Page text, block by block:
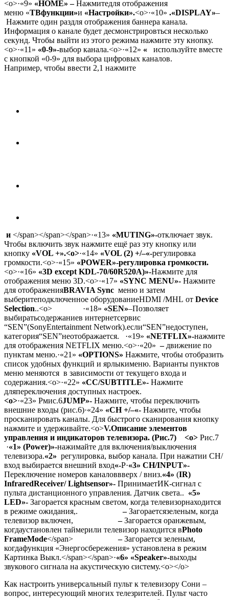
<o>·«9» «HOME» –Нажмитедля отображения
меню «ТВфункции»и «Настройки».<o>·«10» .«DISPLAY»–
Нажмите один раздля отображения баннера канала.
Информация о канале будет десмонстрировться несколько
секунд. Чтобы выйти из этого режима нажмите эту кнопку.
<o>·«11» «0-9»-выбор канала.<o>·«12» « используйте вместе
с кнопкой «0-9» для выбора цифровых каналов.
Например, чтобы ввести 2,1 нажмите
и </span></span></span>·«13» «MUTING»-отключает звук.
Чтобы включить звук нажмите ещё раз эту кнопку или
кнопку «VOL +».<o>·«14» «VOL (2) +/–«-регулировка
громкости.<o>·«15» «POWER»-регулировка громкости.
<o>·«16» «3D except KDL-70/60R520A)»-Нажмите для
отображения меню 3D.<o>·«17» «SYNC MENU»- Нажмите
для отображенияBRAVIA Sync меню и затем
выберитеподключенное оборудованиеHDMI /MHL от Device
Selection..<o> ·«18» «SEN»–Позволяет
выбиратьсодержаниев интернетсервис
“SEN”(SonyEntertainment Network).если“SEN”недоступен,
категория“SEN”неотображается. ·«19» «NETFLIX»-нажмите
для отображения NETFLIX меню.<o>·«20» – движение по
пунктам меню.·«21» «OPTIONS» Нажмите, чтобы отобразить
список удобных функций и ярлыкименю. Варианты пунктов
меню меняются в зависимости от текущего входа и
содержания.<o>·«22» «CC/SUBTITLE»- Нажмите
дляпереключения доступных настроек.
<o>·«23» Рмис.6JUMP»- Нажмите, чтобы переключить
внешние входы (рис.6)·«24» «CH +/–«- Нажмите, чтобы
просканировать каналы. Для быстрого сканирования кнопку
нажмите и удерживайте.<o>V.Описание элементов
управления и индикаторов телевизора. (Рис.7) <o> Рис.7
·«1» (Power)»-нажимайте для включения/выключения
телевизора.«2» регулировка, выбор канала. При нажатии CH/
вход выбирается внешний вход«-Р·«3» CH/INPUT»-
Переключение номеров каналоввверх / вниз.«4» (IR)
InfraredReceiver/Lightsensor»- ПринимаетИК-сигнал с
пульта дистанционного управления. Датчик света.. «5»
LED»- Загорается красным светом, когда телевизорнаходится
в режиме ожидания,. –Загораетсязеленым, когда
телевизор включен, –Загорается оранжевым,
когдаустановлен таймерили телевизор находится вPhoto
FrameMode</span> –Загорается зеленым,
когдафункция «Энергосбережения» установлена в режим
Картинка Выкл.</span></span>·«6» «Speaker»-выходы
звукового сигнала на акустическую систему.<o></o>
Как настроить универсальный пульт к телевизору Сони –
вопрос, интересующий многих телезрителей. Пульт часто